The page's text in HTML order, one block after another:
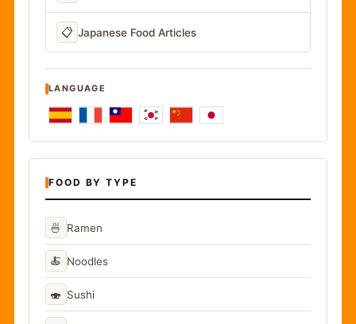
📋 Japanese Food Articles
LANGUAGE
FOOD BY TYPE
🍜 Ramen
🍝 Noodles
🍣 Sushi